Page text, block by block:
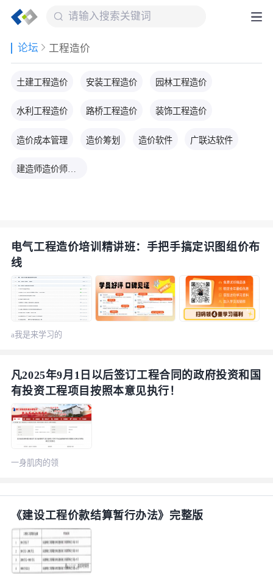
论坛 工程造价
土建工程造价 安装工程造价 园林工程造价
水利工程造价 路桥工程造价 装饰工程造价
造价成本管理 造价筹划 造价软件 广联达软件
电气工程造价培训精讲班：手把手搞定识图组价布
线
a我是来学习的
凡2025年9月1日以后签订工程合同的政府投资和国
有投资工程项目按照本意见执行！
一身肌肉的领
《建设工程价款结算暂行办法》完整版